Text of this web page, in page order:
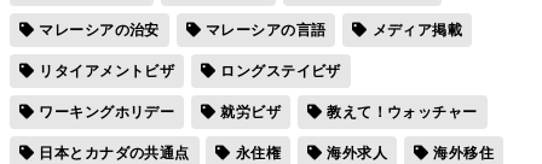
マレーシアの治安
マレーシアの言語
メディア掲載
リタイアメントビザ
ロングステイビザ
ワーキングホリデー
就労ビザ
教えて！ウォッチャー
日本とカナダの共通点
永住権 海外求人
海外移住